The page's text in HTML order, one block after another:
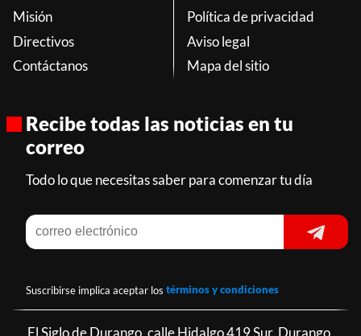
Misión
Directivos
Contáctanos
Política de privacidad
Aviso legal
Mapa del sitio
Recibe todas las noticias en tu
correo
Todo lo que necesitas saber para comenzar tu día
Suscribirse implica aceptar los términos y condiciones
El Siglo de Durango, calle Hidalgo 419 Sur, Durango,